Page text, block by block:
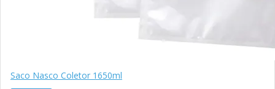
Saco Nasco Coletor 1650ml